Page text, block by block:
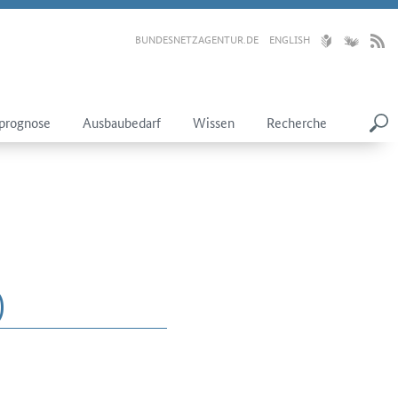
BUNDESNETZAGENTUR.DE ENGLISH
Ausbaubedarf Wissen Recherche